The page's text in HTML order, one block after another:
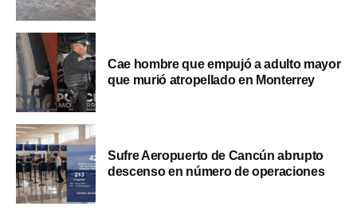
Cae hombre que empujó a adulto mayor
que murió atropellado en Monterrey
Sufre Aeropuerto de Cancún abrupto
descenso en número de operaciones